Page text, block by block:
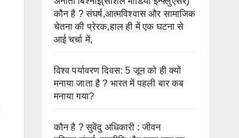
कौन है ? संघर्ष,आत्मविश्वास और सामाजिक
चेतना की प्रेरक,हाल ही में एक घटना से
आई चर्चा में,
विश्व पर्यावरण दिवस: 5 जून को ही क्यों
मनाया जाता है ? भारत में पहली बार कब
मनाया गया?
कौन है ? सुवेंदु अधिकारी : जीवन